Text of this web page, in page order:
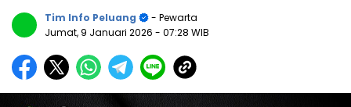
Tim Info Peluang
- Pewarta
Jumat, 9 Januari 2026 - 07:28 WIB